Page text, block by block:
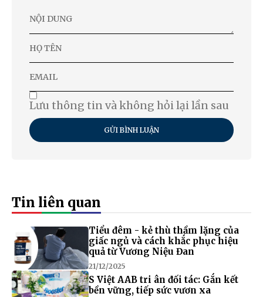
Lưu thông tin và không hỏi lại lần sau
GỬI BÌNH LUẬN
Tin liên quan
Tiểu đêm - kẻ thù thầm lặng của
giấc ngủ và cách khắc phục hiệu
quả từ Vương Niệu Đan
21/12/2025
S Việt AAB tri ân đối tác: Gắn kết
bền vững, tiếp sức vươn xa